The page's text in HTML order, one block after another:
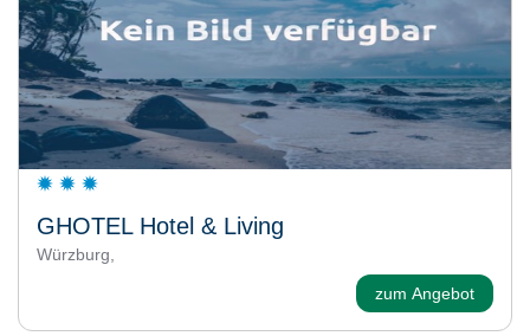
GHOTEL Hotel & Living
Würzburg,
zum Angebot